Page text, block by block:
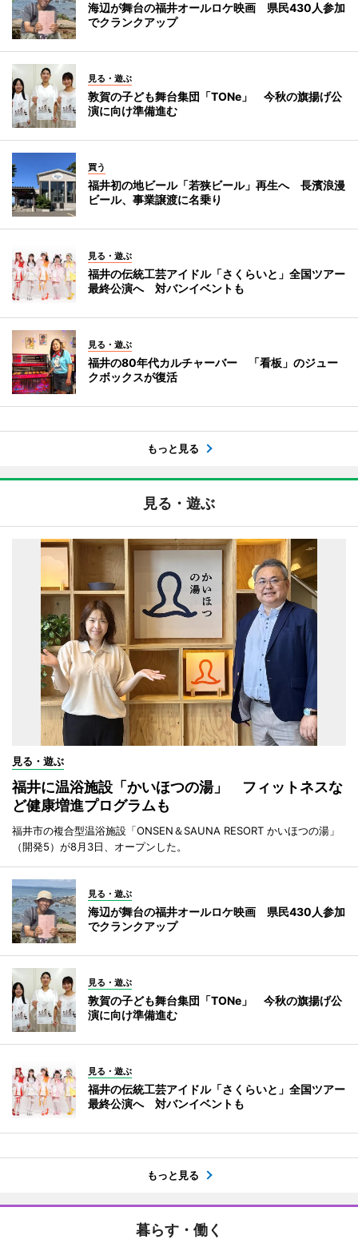
海辺が舞台の福井オールロケ映画 県民430人参加
でクランクアップ
見る・遊ぶ
敦賀の子ども舞台集団「TONe」 今秋の旗揚げ公
演に向け準備進む
買う
福井初の地ビール「若狭ビール」再生へ 長濱浪漫
ビール、事業譲渡に名乗り
見る・遊ぶ
福井の伝統工芸アイドル「さくらいと」全国ツアー
最終公演へ 対バンイベントも
見る・遊ぶ
福井の80年代カルチャーバー 「看板」のジュー
クボックスが復活
もっと見る
見る・遊ぶ
見る・遊ぶ
福井に温浴施設「かいほつの湯」 フィットネスな
ど健康増進プログラムも
福井市の複合型温浴施設「ONSEN＆SAUNA RESORT かいほつの湯」
（開発5）が8月3日、オープンした。
見る・遊ぶ
海辺が舞台の福井オールロケ映画 県民430人参加
でクランクアップ
見る・遊ぶ
敦賀の子ども舞台集団「TONe」 今秋の旗揚げ公
演に向け準備進む
見る・遊ぶ
福井の伝統工芸アイドル「さくらいと」全国ツアー
最終公演へ 対バンイベントも
もっと見る
暮らす・働く